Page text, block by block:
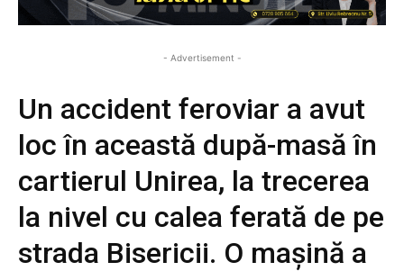
- Advertisement -
Un accident feroviar a avut
loc în această după-masă în
cartierul Unirea, la trecerea
la nivel cu calea ferată de pe
strada Bisericii. O mașină a